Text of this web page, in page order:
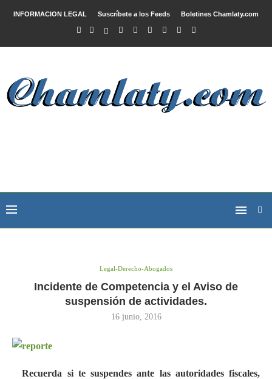
INFORMACION LEGAL Suscríbete a los Feeds Boletines Chamlaty.com
Legal-Derecho-Abogados
Incidente de Competencia y el Aviso de
suspensión de actividades.
16 junio, 2016
Recuerda si te suspendes ante las autoridades fiscales,